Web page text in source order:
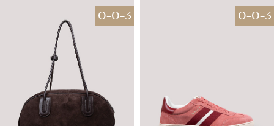
0-0-3 0-0-3